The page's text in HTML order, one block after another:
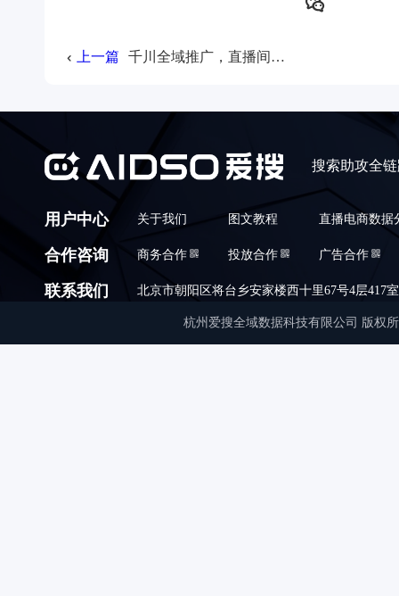
上一篇 千川全域推广，直播间流量新变革！
搜索助攻全
用户中心 关于我们 图文教程 直播电商数据
合作咨询 商务合作 投放合作 广告合作
联系我们 北京市朝阳区将台乡安家楼西十里67号4层417室
杭州爱搜全域数据科技有限公司 版权